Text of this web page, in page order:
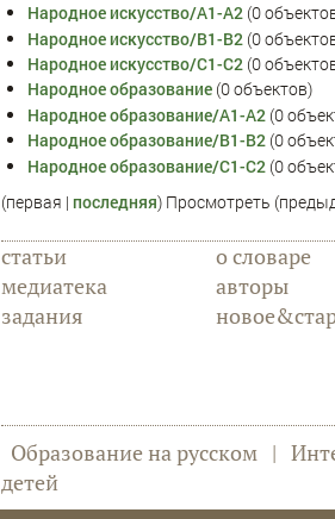
Народное искусство/A1-A2 (0
Народное искусство/B1-B2 (0
Народное искусство/C1-C2 (0
Народное образование ‏‎ (0 объектов)
Народное образование/A1-A2 (0
Народное образование/B1-B2 (0
Народное образование/C1-C2 (0
(первая | последняя) Просмотреть
статьи
медиатека
задания
о словаре
авторы
Образование на русском |
детей